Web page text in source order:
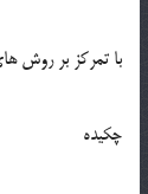
با تمرکز بر روش
چکيده